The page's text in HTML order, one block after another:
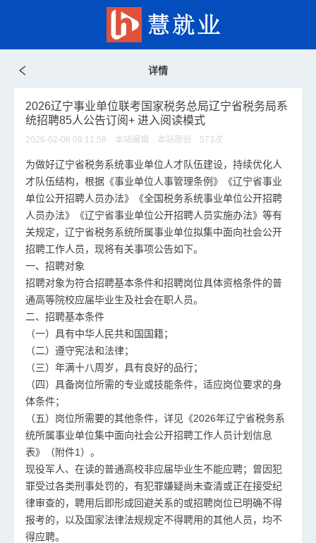
详情
2026辽宁事业单位联考国家税务总局辽宁省税务局系
统招聘85人公告订阅+ 进入阅读模式
2026-02-06 09:11:58 本站编辑 本站原创 573次
为做好辽宁省税务系统事业单位人才队伍建设，持续优化人
才队伍结构，根据《事业单位人事管理条例》《辽宁省事业
单位公开招聘人员办法》《全国税务系统事业单位公开招聘
人员办法》《辽宁省事业单位公开招聘人员实施办法》等有
关规定，辽宁省税务系统所属事业单位拟集中面向社会公开
招聘工作人员，现将有关事项公告如下。
一、招聘对象
招聘对象为符合招聘基本条件和招聘岗位具体资格条件的普
通高等院校应届毕业生及社会在职人员。
二、招聘基本条件
（一）具有中华人民共和国国籍；
（二）遵守宪法和法律；
（三）年满十八周岁，具有良好的品行；
（四）具备岗位所需的专业或技能条件，适应岗位要求的身
体条件；
（五）岗位所需要的其他条件，详见《2026年辽宁省税务系
统所属事业单位集中面向社会公开招聘工作人员计划信息
表》（附件1）。
现役军人、在读的普通高校非应届毕业生不能应聘；曾因犯
罪受过各类刑事处罚的，有犯罪嫌疑尚未查清或正在接受纪
律审查的，聘用后即形成回避关系的或招聘岗位已明确不得
报考的，以及国家法律法规规定不得聘用的其他人员，均不
得应聘。